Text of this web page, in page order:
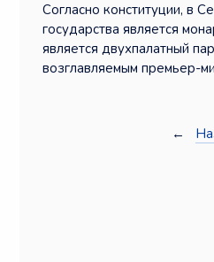
Согласно конституции, в
государства является
является двухпалатный
возглавляемым премьер-
←